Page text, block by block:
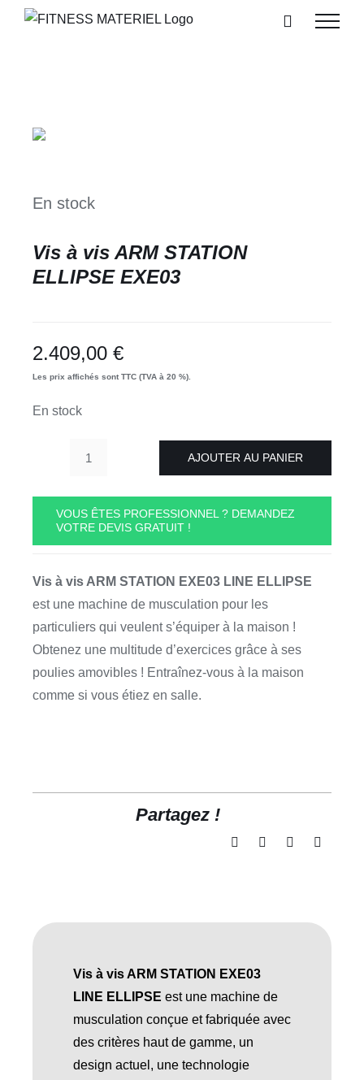
Passer
En stock
Vis à vis ARM STATION
ELLIPSE EXE03
2.409,00 €
Les prix affichés sont TTC (TVA à 20 %).
En stock
quantité
Vis
à
EXE03
AJOUTER AU PANIER
VOUS ÊTES PROFESSIONNEL ? DEMANDEZ
VOTRE DEVIS GRATUIT !
Vis à vis ARM STATION EXE03 LINE ELLIPSE
est une machine de musculation pour les
particuliers qui veulent s’équiper à la maison !
Obtenez une multitude d’exercices grâce à ses
poulies amovibles ! Entraînez-vous à la maison
comme si vous étiez en salle.
Partagez !
Vis à vis ARM STATION EXE03
LINE ELLIPSE est une machine de
musculation conçue et fabriquée avec
des critères haut de gamme, un
design actuel, une technologie